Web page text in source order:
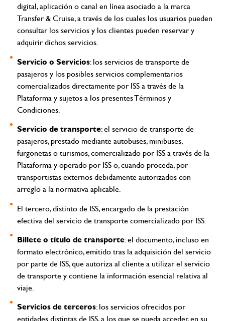
digital, aplicación o canal en línea asociado a la marca
Transfer & Cruise, a través de los cuales los usuarios pueden
consultar los servicios y los clientes pueden reservar y
adquirir dichos servicios.
Servicio o Servicios: los servicios de transporte de
pasajeros y los posibles servicios complementarios
comercializados directamente por ISS a través de la
Plataforma y sujetos a los presentes Términos y
Condiciones.
Servicio de transporte: el servicio de transporte de
pasajeros, prestado mediante autobuses, minibuses,
furgonetas o turismos, comercializado por ISS a través de la
Plataforma y operado por ISS o, cuando proceda, por
transportistas externos debidamente autorizados con
arreglo a la normativa aplicable.
El tercero, distinto de ISS, encargado de la prestación
efectiva del servicio de transporte comercializado por ISS.
Billete o título de transporte: el documento, incluso en
formato electrónico, emitido tras la adquisición del servicio
por parte de ISS, que autoriza al cliente a utilizar el servicio
de transporte y contiene la información esencial relativa al
viaje.
Servicios de terceros: los servicios ofrecidos por
entidades distintas de ISS, a los que se pueda acceder, en su